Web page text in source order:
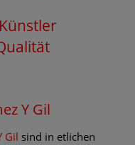
Künstler
Y Gil
Gil sind in etlichen